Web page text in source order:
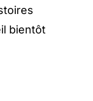
bientôt